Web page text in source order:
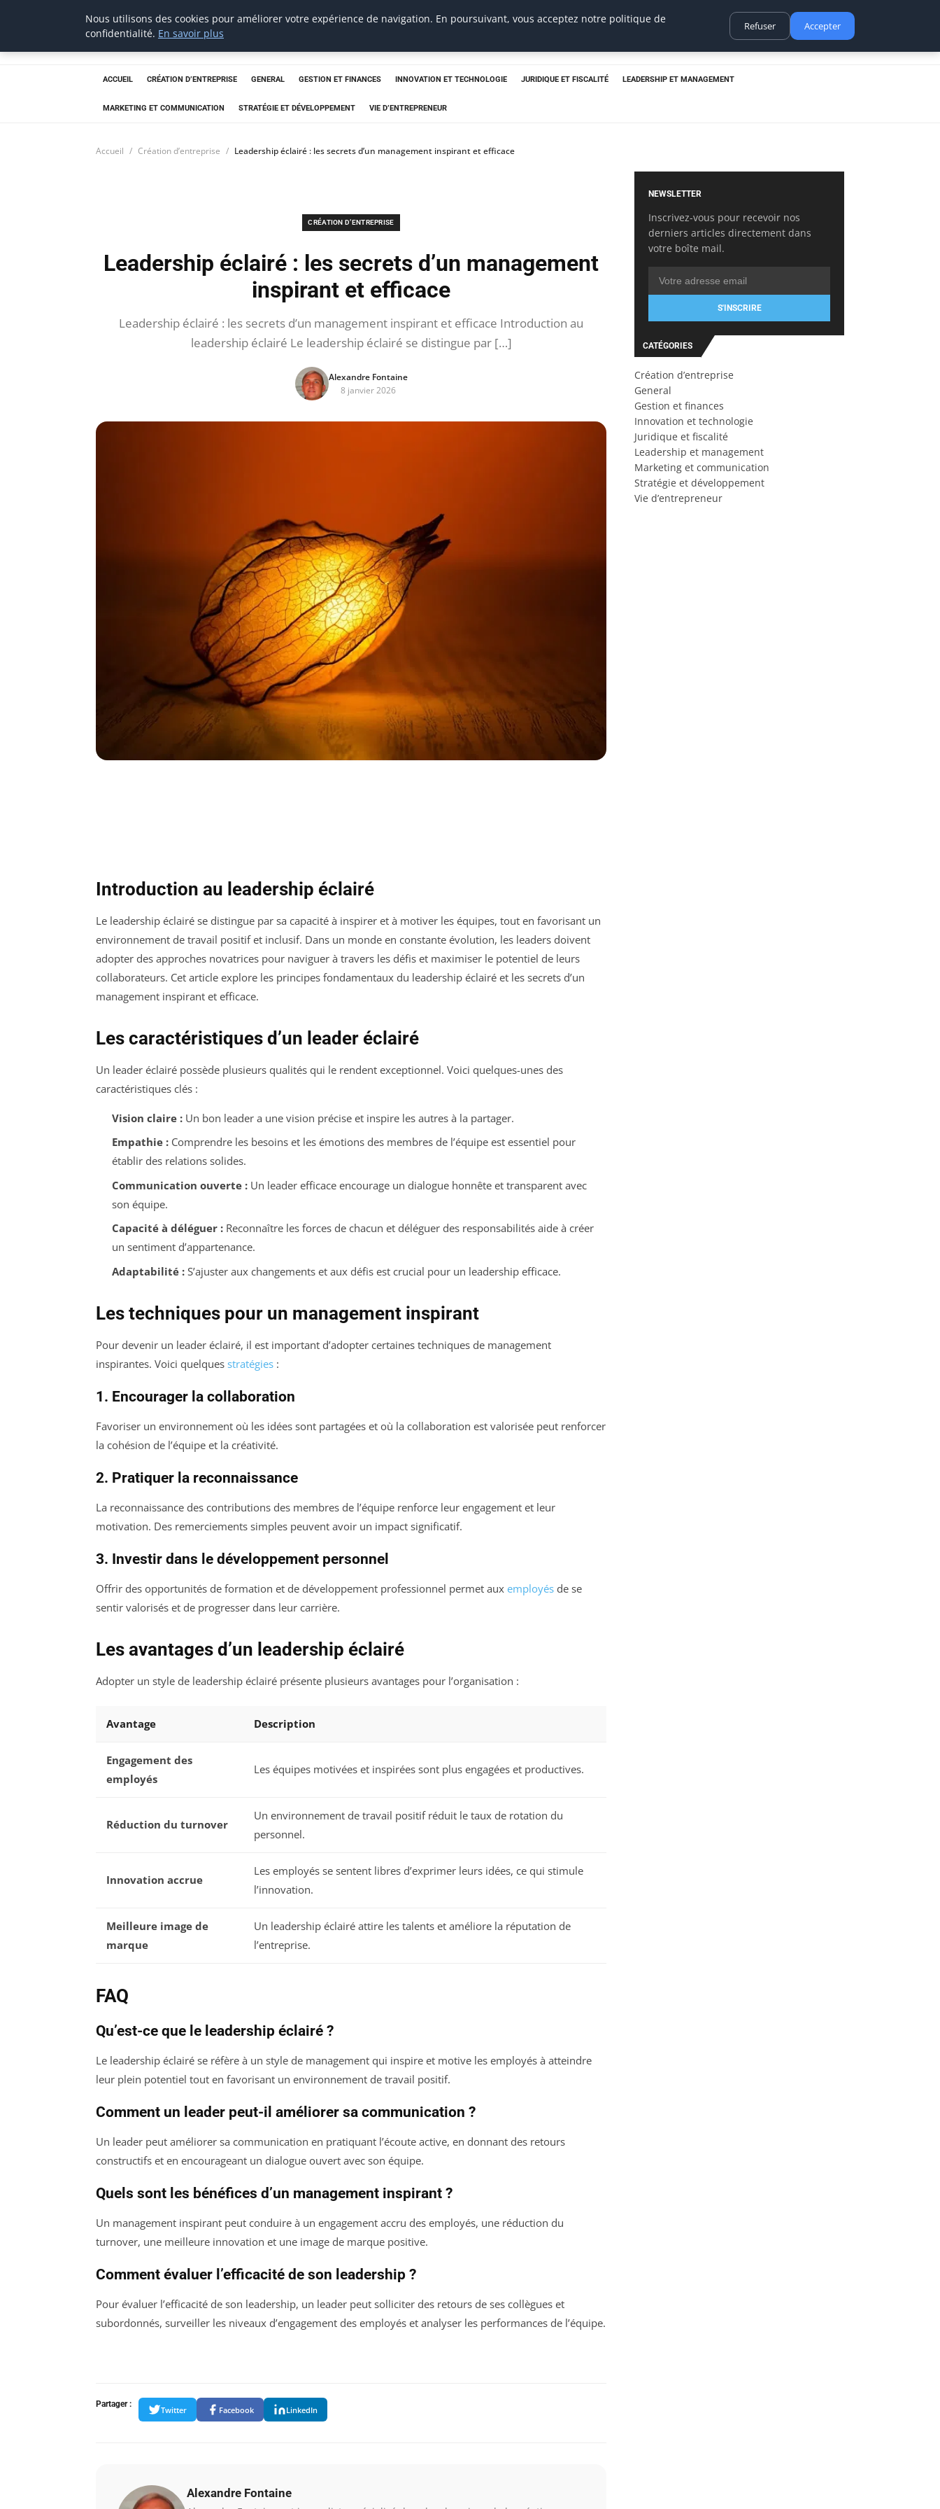
Aecme
ACCUEIL CRÉATION D’ENTREPRISE GENERAL GESTION ET FINANCES INNOVATION ET TECHNOLOGIE JURIDIQUE ET FISCALITÉ LEADERSHIP ET MANAGEMENT
MARKETING ET COMMUNICATION STRATÉGIE ET DÉVELOPPEMENT VIE D’ENTREPRENEUR
Accueil Création d’entreprise Leadership éclairé : les secrets d’un management inspirant et efficace
CRÉATION D’ENTREPRISE
Leadership éclairé : les secrets d’un management
inspirant et efficace
Leadership éclairé : les secrets d’un management inspirant et efficace Introduction au
leadership éclairé Le leadership éclairé se distingue par […]
Alexandre Fontaine
8 janvier 2026
Introduction au leadership éclairé
Le leadership éclairé se distingue par sa capacité à inspirer et à motiver les équipes, tout en favorisant un
environnement de travail positif et inclusif. Dans un monde en constante évolution, les leaders doivent
adopter des approches novatrices pour naviguer à travers les défis et maximiser le potentiel de leurs
collaborateurs. Cet article explore les principes fondamentaux du leadership éclairé et les secrets d’un
management inspirant et efficace.
Les caractéristiques d’un leader éclairé
Un leader éclairé possède plusieurs qualités qui le rendent exceptionnel. Voici quelques-unes des
caractéristiques clés :
Vision claire :Un bon leader a une vision précise et inspire les autres à la partager.
Empathie :Comprendre les besoins et les émotions des membres de l’équipe est essentiel pour
établir des relations solides.
Communication ouverte :Un leader efficace encourage un dialogue honnête et transparent avec
son équipe.
Capacité à déléguer :Reconnaître les forces de chacun et déléguer des responsabilités aide à créer
un sentiment d’appartenance.
Adaptabilité :S’ajuster aux changements et aux défis est crucial pour un leadership efficace.
Les techniques pour un management inspirant
Pour devenir un leader éclairé, il est important d’adopter certaines techniques de management
inspirantes. Voici quelques stratégies :
1. Encourager la collaboration
Favoriser un environnement où les idées sont partagées et où la collaboration est valorisée peut renforcer
la cohésion de l’équipe et la créativité.
2. Pratiquer la reconnaissance
La reconnaissance des contributions des membres de l’équipe renforce leur engagement et leur
motivation. Des remerciements simples peuvent avoir un impact significatif.
3. Investir dans le développement personnel
Offrir des opportunités de formation et de développement professionnel permet aux employés de se
sentir valorisés et de progresser dans leur carrière.
Les avantages d’un leadership éclairé
Adopter un style de leadership éclairé présente plusieurs avantages pour l’organisation :
Avantage Description
Engagement des
employés
Les équipes motivées et inspirées sont plus engagées et productives.
Réduction du turnover
Un environnement de travail positif réduit le taux de rotation du
personnel.
Innovation accrue
Les employés se sentent libres d’exprimer leurs idées, ce qui stimule
l’innovation.
Meilleure image de
marque
Un leadership éclairé attire les talents et améliore la réputation de
l’entreprise.
FAQ
Qu’est-ce que le leadership éclairé ?
Le leadership éclairé se réfère à un style de management qui inspire et motive les employés à atteindre
leur plein potentiel tout en favorisant un environnement de travail positif.
Comment un leader peut-il améliorer sa communication ?
Un leader peut améliorer sa communication en pratiquant l’écoute active, en donnant des retours
constructifs et en encourageant un dialogue ouvert avec son équipe.
Quels sont les bénéfices d’un management inspirant ?
Un management inspirant peut conduire à un engagement accru des employés, une réduction du
turnover, une meilleure innovation et une image de marque positive.
Comment évaluer l’efficacité de son leadership ?
Pour évaluer l’efficacité de son leadership, un leader peut solliciter des retours de ses collègues et
subordonnés, surveiller les niveaux d’engagement des employés et analyser les performances de l’équipe.
Partager :
Twitter Facebook LinkedIn
Alexandre Fontaine
NEWSLETTER
Inscrivez-vous pour recevoir nos
derniers articles directement dans
votre boîte mail.
S'INSCRIRE
CATÉGORIES
Création d’entreprise
General
Gestion et finances
Innovation et technologie
Juridique et fiscalité
Leadership et management
Marketing et communication
Stratégie et développement
Vie d’entrepreneur
Nous utilisons des cookies pour améliorer votre expérience de navigation. En poursuivant, vous acceptez notre politique de
confidentialité. En savoir plus
Refuser Accepter